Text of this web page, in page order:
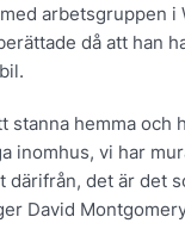
arbetsgruppen i
då att han
stanna hemma och
inomhus, vi har
därifrån, det är det
David